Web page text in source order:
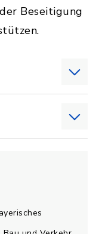
Beseitigung